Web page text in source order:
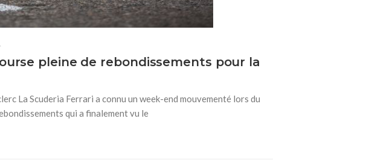
pleine de rebondissements pour la
La Scuderia Ferrari a connu un week-end mouvementé lors du
qui a finalement vu le